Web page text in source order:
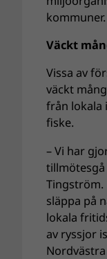
kommuner.
Väckt
Vissa av
väckt
från lokala
fiske.
– Vi har
tillmötesgå
Tingström.
släppa på
lokala
av ryssjor